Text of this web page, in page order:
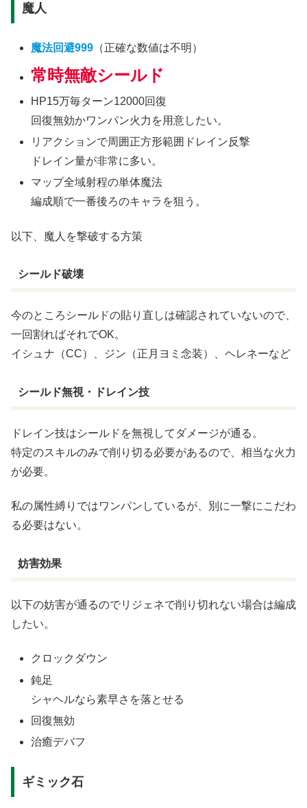
魔人
魔法回避999 （正確な数値は不明）
常時無敵シールド
HP15万毎ターン12000回復
回復無効かワンパン火力を用意したい。
リアクションで周囲正方形範囲ドレイン反撃
ドレイン量が非常に多い。
マップ全域射程の単体魔法
編成順で一番後ろのキャラを狙う。
以下、魔人を撃破する方策
シールド破壊
今のところシールドの貼り直しは確認されていないので、
一回割ればそれでOK。
イシュナ（CC）、ジン（正月ヨミ念装）、ヘレネーなど
シールド無視・ドレイン技
ドレイン技はシールドを無視してダメージが通る。
特定のスキルのみで削り切る必要があるので、相当な火力
が必要。
私の属性縛りではワンパンしているが、別に一撃にこだわ
る必要はない。
妨害効果
以下の妨害が通るのでリジェネで削り切れない場合は編成
したい。
クロックダウン
鈍足
シャヘルなら素早さを落とせる
回復無効
治癒デバフ
ギミック石